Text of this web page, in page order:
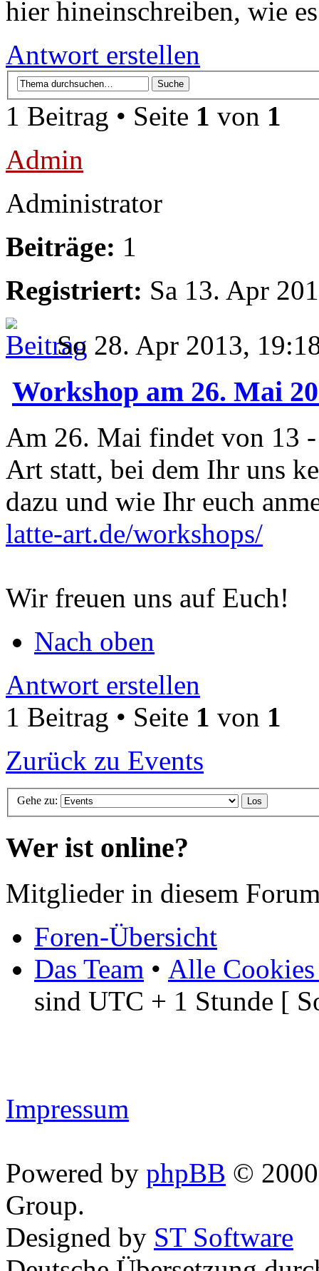
hier hineinschreiben, wie
Antwort erstellen
1 Beitrag • Seite 1 von 1
Admin
Administrator
Beiträge: 1
Registriert: Sa 13. Apr
So 28. Apr 2013,
Workshop am 26. Mai
Am 26. Mai findet von 13
Art statt, bei dem Ihr uns
dazu und wie Ihr euch
latte-art.de/workshops/
Wir freuen uns auf Euch!
Nach oben
Antwort erstellen
1 Beitrag • Seite 1 von 1
Zurück zu Events
Gehe zu:
Wer ist online?
Mitglieder in diesem
Foren-Übersicht
Das Team • Alle Cookies
sind UTC + 1 Stunde [
Impressum
Powered by phpBB ©
Group.
Designed by ST Software